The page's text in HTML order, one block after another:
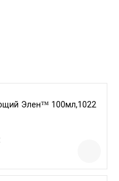
Элен™ 100мл,1022